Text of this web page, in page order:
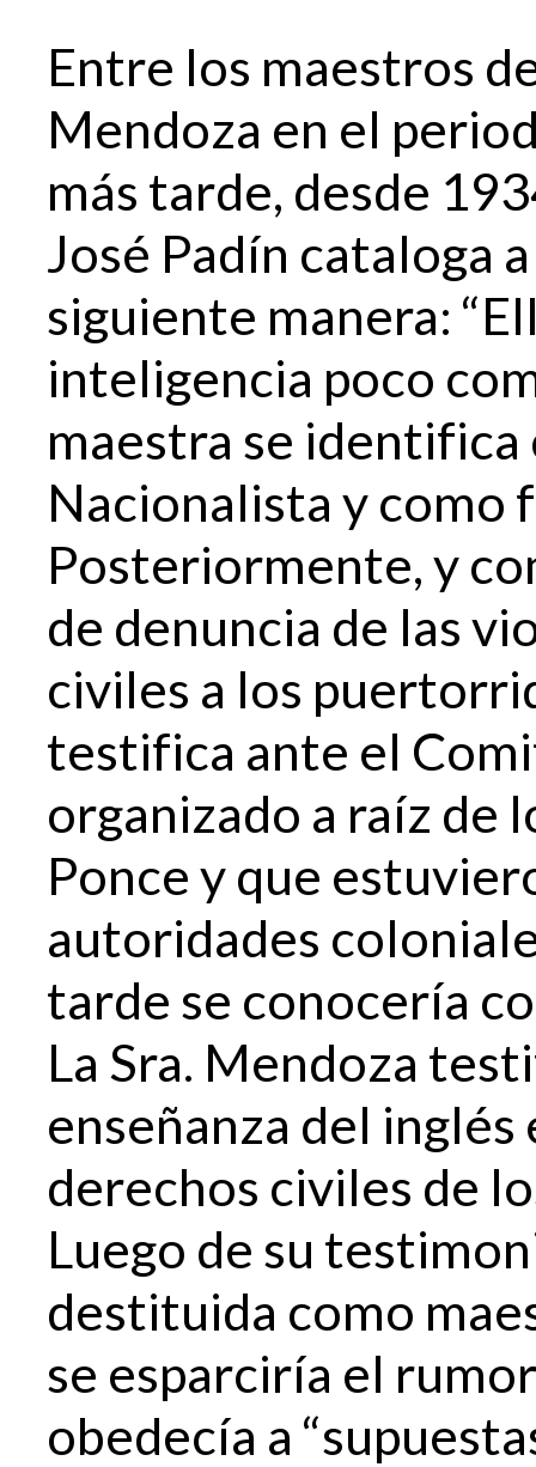
Entre los maestros
Mendoza en el
más tarde, desde
José Padín cataloga
siguiente manera:
inteligencia poco
maestra se
Nacionalista y como
Posteriormente, y
de denuncia de las
civiles a los
testifica ante el
organizado a raíz de
Ponce y que
autoridades
tarde se conocería
La Sra. Mendoza
enseñanza del
derechos civiles de
Luego de su
destituida como
se esparciría el
obedecía a